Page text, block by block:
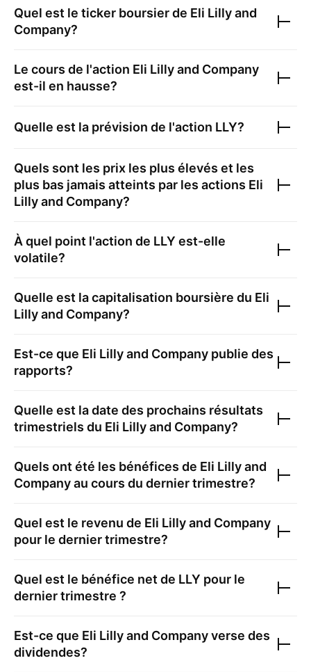
Quel est le ticker boursier de Eli Lilly and
Company?
Le cours de l'action Eli Lilly and Company
est-il en hausse?
Quelle est la prévision de l'action LLY?
Quels sont les prix les plus élevés et les
plus bas jamais atteints par les actions Eli
Lilly and Company?
À quel point l'action de LLY est-elle
volatile?
Quelle est la capitalisation boursière du Eli
Lilly and Company?
Est-ce que Eli Lilly and Company publie des
rapports?
Quelle est la date des prochains résultats
trimestriels du Eli Lilly and Company?
Quels ont été les bénéfices de Eli Lilly and
Companyau cours du dernier trimestre?
Quel est le revenu de Eli Lilly and Company
pour le dernier trimestre?
Quel est le bénéfice net de LLY pour le
dernier trimestre ?
Est-ce que Eli Lilly and Companyverse des
dividendes?